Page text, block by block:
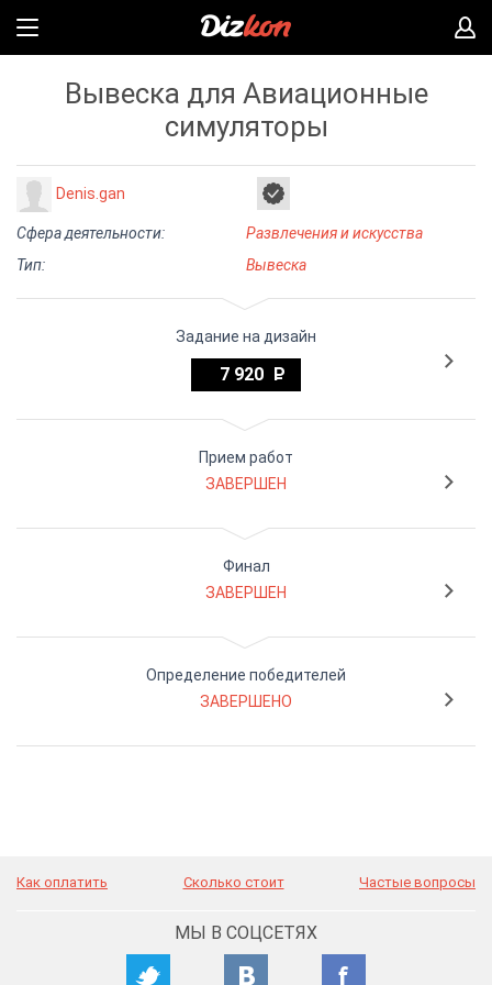
Вывеска для Авиационные
симуляторы
Denis.gan
Сфера деятельности:
Развлечения и искусства
Тип:
Вывеска
Задание на дизайн
7 920
Прием работ
ЗАВЕРШЕН
Финал
ЗАВЕРШЕН
Определение победителей
ЗАВЕРШЕНО
Как оплатить Сколько стоит Частые вопросы
МЫ В СОЦСЕТЯХ